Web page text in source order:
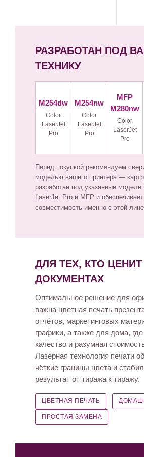
РАЗРАБОТАН ПОД
ТЕХНИКУ
M254dw
Color
LaserJet
Pro
M254nw
Color
LaserJet
Pro
MFP
M280nw
Color
LaserJet
Pro
Перед покупкой рекомендуем
моделью вашего принтера —
разработан под указанные модели
LaserJet Pro и MFP и
совместимость именно с этой
ДЛЯ ТЕХ, КТО
ДОКУМЕНТАХ
Оптимальное решение для
важна цветная печать
отчётов, маркетинговых
графики, а также для дома,
качество и разумная
Лазерная технология печати
чёткие границы цвета и
результат от тиража к тиражу.
ЦВЕТНАЯ ПЕЧАТЬ
ПРОСТАЯ ЗАМЕНА